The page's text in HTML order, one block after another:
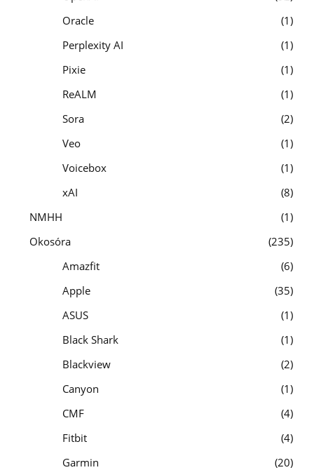
Oracle
1
Perplexity AI
1
Pixie
1
ReALM
1
Sora
2
Veo
1
Voicebox
1
xAI
8
NMHH
1
Okosóra
235
Amazfit
6
Apple
35
ASUS
1
Black Shark
1
Blackview
2
Canyon
1
CMF
4
Fitbit
4
Garmin
20